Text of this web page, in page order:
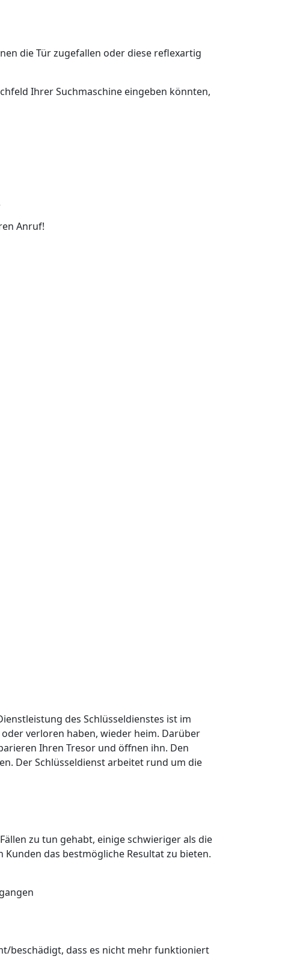
die Tür zugefallen oder diese reflexartig
Ihrer Suchmaschine eingeben könnten,
Anruf!
des Schlüsseldienstes ist im
verloren haben, wieder heim. Darüber
Ihren Tresor und öffnen ihn. Den
Der Schlüsseldienst arbeitet rund um die
zu tun gehabt, einige schwieriger als die
das bestmögliche Resultat zu bieten.
beschädigt, dass es nicht mehr funktioniert